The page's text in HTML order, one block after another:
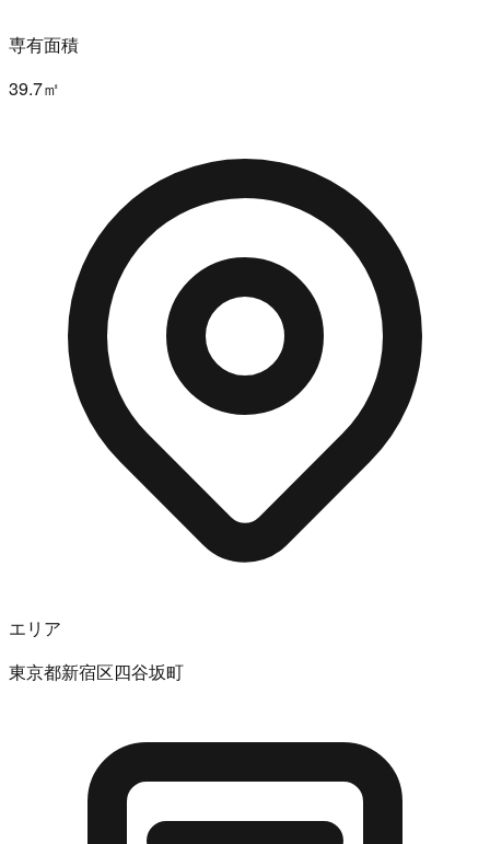
専有面積
39.7㎡
エリア
東京都新宿区四谷坂町